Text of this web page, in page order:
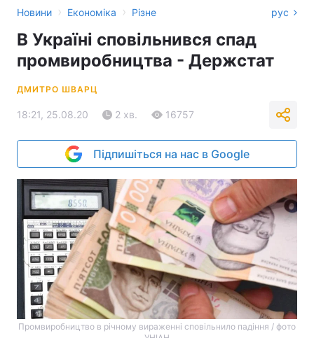
Новини › Економіка › Різне рус
В Україні сповільнився спад
промвиробництва - Держстат
ДМИТРО ШВАРЦ
18:21, 25.08.20 2 хв. 16757
Підпишіться на нас в Google
Промвиробництво в річному вираженні сповільнило падіння / фото